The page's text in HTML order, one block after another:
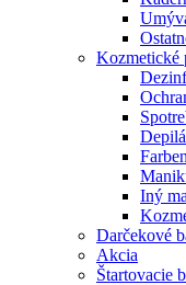
Kozmetické
Iný
Darčekové
Akcia
Štartovacie